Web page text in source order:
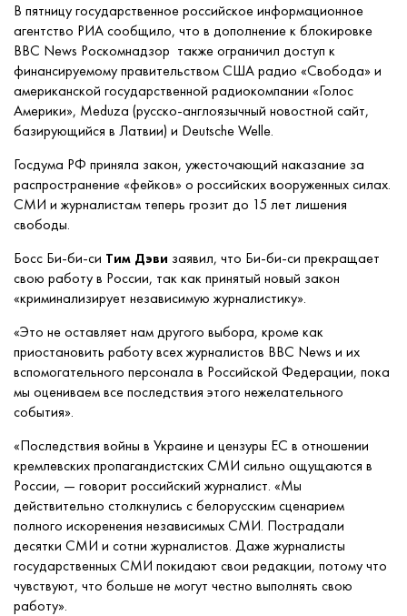
В пятницу государственное российское информационное
агентство РИА сообщило, что в дополнение к блокировке
BBC News Роскомнадзор также ограничил доступ к
финансируемому правительством США радио «Свобода» и
американской государственной радиокомпании «Голос
Америки», Meduza (русско-англоязычный новостной сайт,
базирующийся в Латвии) и Deutsche Welle.
Госдума РФ приняла закон, ужесточающий наказание за
распространение«фейков»о российских вооруженных силах.
СМИ и журналистам теперь грозит до 15 лет лишения
свободы.
Босс Би-би-си Тим Дэви заявил, что Би-би-си прекращает
свою работу в России, так как принятый новый закон
«криминализирует независимую журналистику».
«Это не оставляет нам другого выбора, кроме как
приостановить работу всех журналистов BBC News и их
вспомогательного персонала в Российской Федерации, пока
мы оцениваем все последствия этого нежелательного
события».
«Последствия войны в Украине и цензуры ЕС в отношении
кремлевских пропагандистских СМИ сильно ощущаются в
России, — говорит российский журналист. «Мы
действительно столкнулись с белорусским сценарием
полного искоренения независимых СМИ. Пострадали
десятки СМИ и сотни журналистов. Даже журналисты
государственных СМИ покидают свои редакции, потому что
чувствуют, что больше не могут честно выполнять свою
работу».